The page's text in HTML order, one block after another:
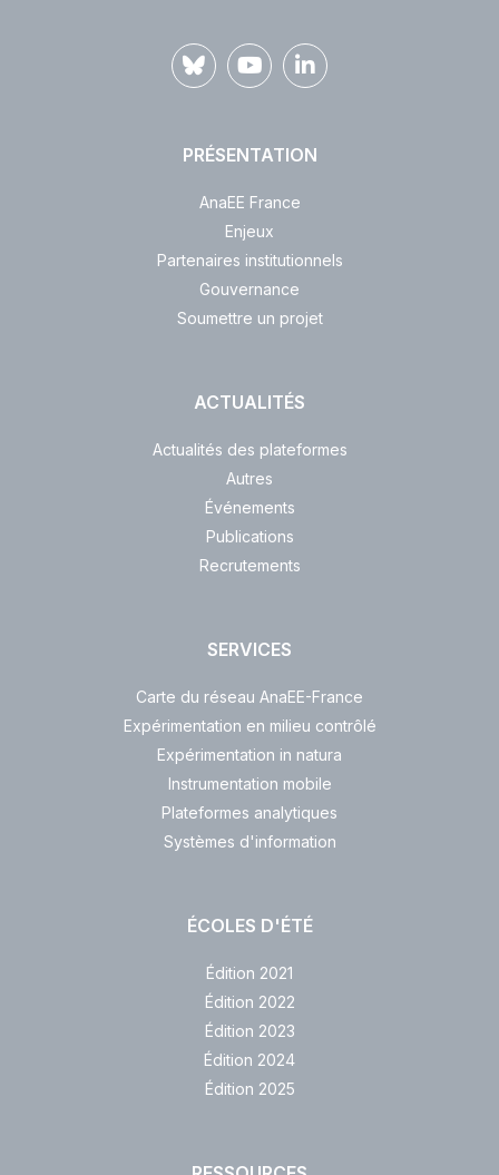
PRÉSENTATION
AnaEE France
Enjeux
Partenaires institutionnels
Gouvernance
Soumettre un projet
ACTUALITÉS
Actualités des plateformes
Autres
Événements
Publications
Recrutements
SERVICES
Carte du réseau AnaEE-France
Expérimentation en milieu contrôlé
Expérimentation in natura
Instrumentation mobile
Plateformes analytiques
Systèmes d'information
ÉCOLES D'ÉTÉ
Édition 2021
Édition 2022
Édition 2023
Édition 2024
Édition 2025